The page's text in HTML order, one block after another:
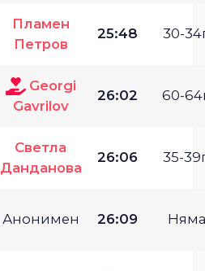
Пламен
Петров
25:48 30-
Georgi
Gavrilov
26:02 60-
Светла
Данданова
26:06 35-
Анонимен 26:09 Няма